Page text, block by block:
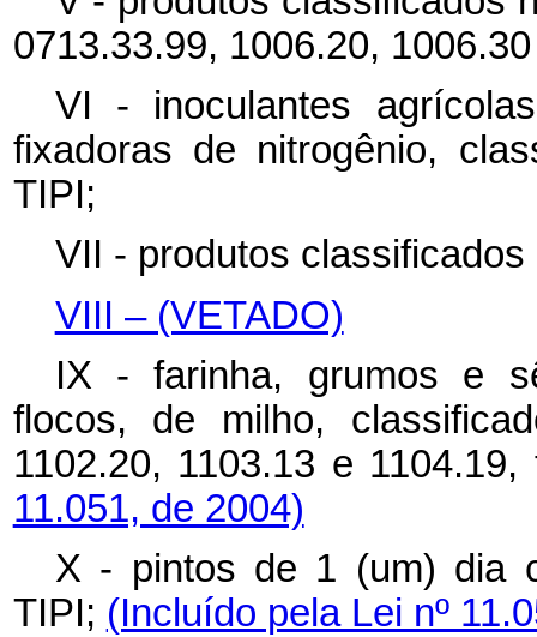
0713.33.99, 1006.20,
VI - inoculantes
fixadoras de nitrogênio,
TIPI;
VII - produtos
VIII – (VETADO)
IX - farinha, grumos e
flocos, de milho,
1102.20, 1103.13 e
11.051, de 2004)
X - pintos de 1 (um) dia
TIPI; (Incluído pela Lei nº